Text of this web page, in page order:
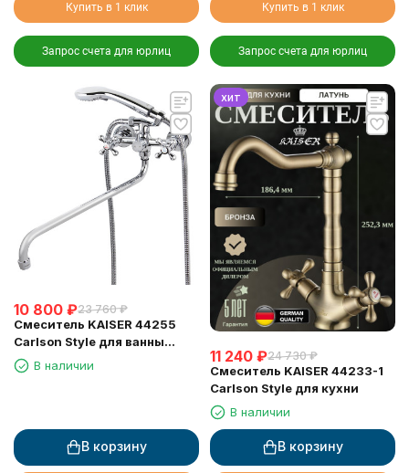
Купить в 1 клик
Запрос счета для юрлиц
Купить в 1 клик
Запрос счета для юрлиц
10 800 ₽23 760 ₽
Смеситель KAISER 44255
Carlson Style для ванны
(излив 7242)
В наличии
В корзину
хит
11 240 ₽24 730 ₽
Смеситель KAISER 44233-1
Carlson Style для кухни
В наличии
В корзину